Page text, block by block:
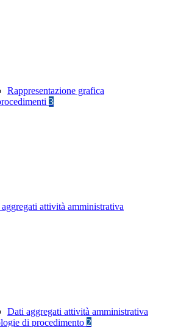
Rappresentazione grafica
3
attività amministrativa
Dati aggregati attività amministrativa
di procedimento 2